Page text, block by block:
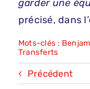
garder une
précisé, dans
Mots-clés :
Transferts
Précédent